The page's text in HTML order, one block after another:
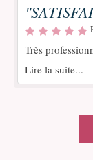
Lire la suite...